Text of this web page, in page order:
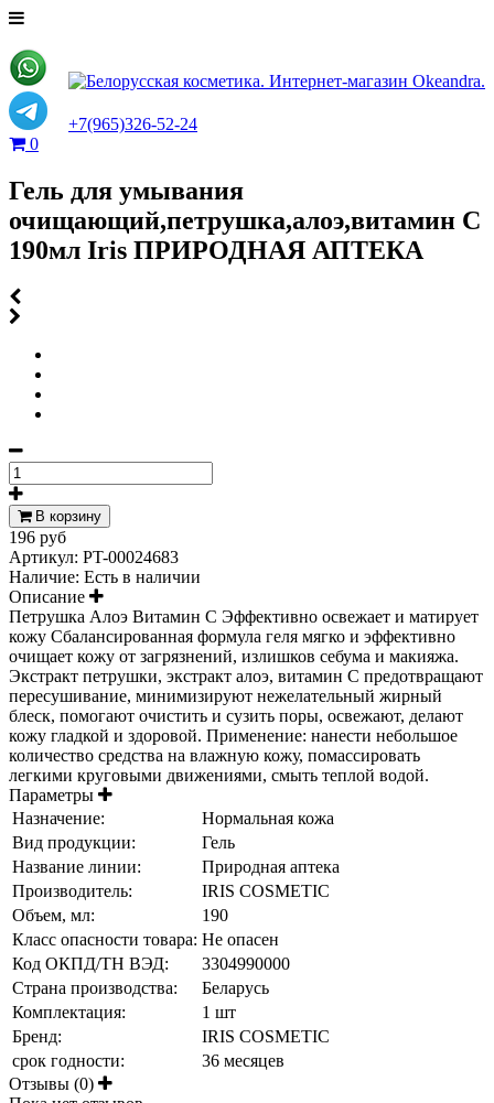
+7(965)326-52-24
0
Гель для умывания
очищающий,петрушка,алоэ,витамин С
190мл Iris ПРИРОДНАЯ АПТЕКА
В корзину
196 руб
Артикул: PT-00024683
Наличие: Есть в наличии
Описание
Петрушка Алоэ Витамин С Эффективно освежает и матирует
кожу Сбалансированная формула геля мягко и эффективно
очищает кожу от загрязнений, излишков себума и макияжа.
Экстракт петрушки, экстракт алоэ, витамин С предотвращают
пересушивание, минимизируют нежелательный жирный
блеск, помогают очистить и сузить поры, освежают, делают
кожу гладкой и здоровой. Применение: нанести небольшое
количество средства на влажную кожу, помассировать
легкими круговыми движениями, смыть теплой водой.
Параметры
Назначение:
Нормальная кожа
Вид продукции:
Гель
Название линии:
Природная аптека
Производитель:
IRIS COSMETIC
Объем, мл:
190
Класс опасности товара: Не опасен
Код ОКПД/ТН ВЭД:
3304990000
Страна производства:
Беларусь
Комплектация:
1 шт
Бренд:
IRIS COSMETIC
срок годности:
36 месяцев
Отзывы (0)